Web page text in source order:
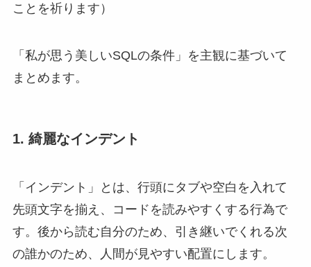
ことを祈ります）
「私が思う美しいSQLの条件」を主観に基づいて
まとめます。
1. 綺麗なインデント
「インデント」とは、行頭にタブや空白を入れて
先頭文字を揃え、コードを読みやすくする行為で
す。後から読む自分のため、引き継いでくれる次
の誰かのため、人間が見やすい配置にします。